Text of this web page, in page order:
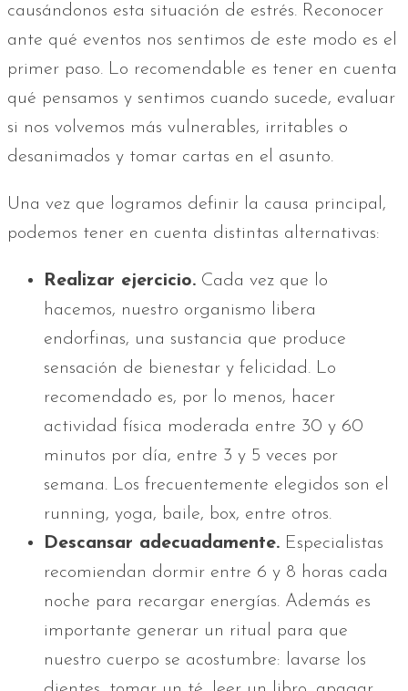
causándonos esta situación de estrés. Reconocer
ante qué eventos nos sentimos de este modo es el
primer paso. Lo recomendable es tener en cuenta
qué pensamos y sentimos cuando sucede, evaluar
si nos volvemos más vulnerables, irritables o
desanimados y tomar cartas en el asunto.
Una vez que logramos definir la causa principal,
podemos tener en cuenta distintas alternativas:
Realizar ejercicio. Cada vez que lo
hacemos, nuestro organismo libera
endorfinas, una sustancia que produce
sensación de bienestar y felicidad. Lo
recomendado es, por lo menos, hacer
actividad física moderada entre 30 y 60
minutos por día, entre 3 y 5 veces por
semana. Los frecuentemente elegidos son el
running, yoga, baile, box, entre otros.
Descansar adecuadamente. Especialistas
recomiendan dormir entre 6 y 8 horas cada
noche para recargar energías. Además es
importante generar un ritual para que
nuestro cuerpo se acostumbre: lavarse los